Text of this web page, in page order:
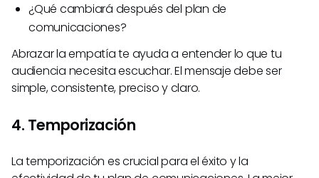
¿Qué cambiará después del plan de
comunicaciones?
Abrazar la empatía te ayuda a entender lo que tu
audiencia necesita escuchar. El mensaje debe ser
simple, consistente, preciso y claro.
4. Temporización
La temporización es crucial para el éxito y la